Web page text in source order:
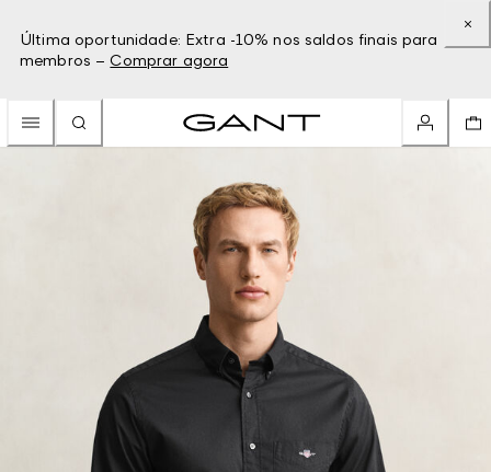
Última oportunidade: Extra -10% nos saldos finais para
membros – Comprar agora